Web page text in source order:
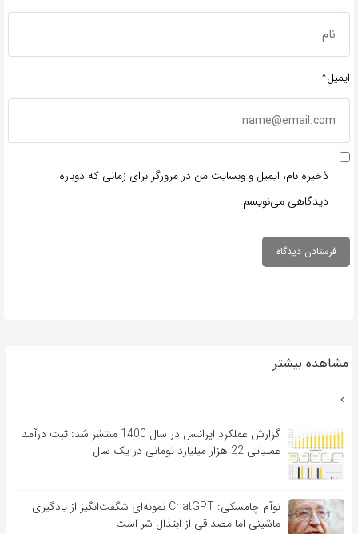
ایمیل*
ذخیره نام، ایمیل و وبسایت من در مرورگر برای زمانی که دوباره
دیدگاهی می‌نویسم.
مشاهده بیشتر
گزارش عملکرد ایرانسل در سال 1400 منتشر شد: ثبت درآمد
عملیاتی 22 هزار میلیارد تومانی در یک سال
نوآم چامسکی: ChatGPT نمونه‌ای شگفت‌انگیز از یادگیری
ماشینی اما مصداقی از ابتذال شر است